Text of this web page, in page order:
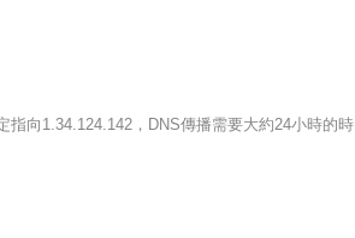
向1.34.124.142，DNS傳播需要大約24小時的時